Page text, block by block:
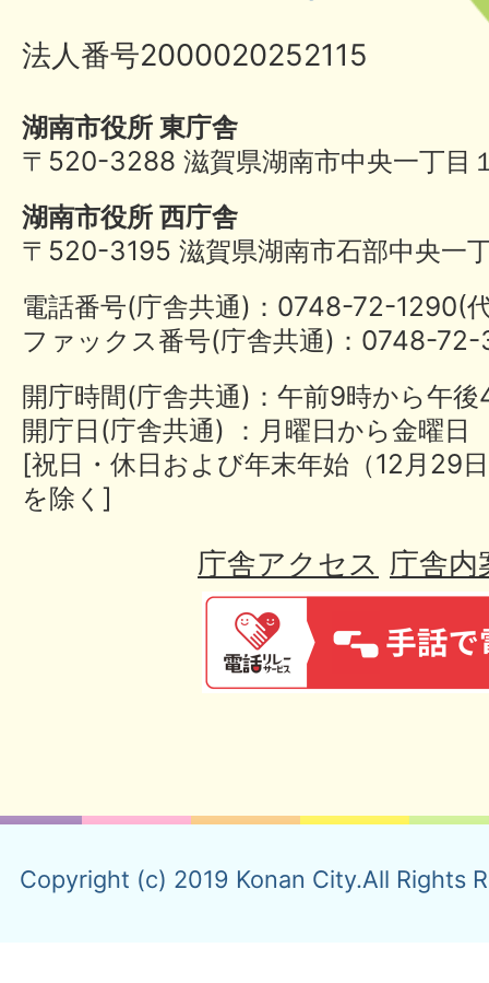
法人番号2000020252115
湖南市役所 東庁舎
〒520-3288 滋賀県湖南市中央一丁目
湖南市役所 西庁舎
〒520-3195 滋賀県湖南市石部中央一
電話番号(庁舎共通)：0748-72-
ファックス番号(庁舎共通)：0748-
開庁時間(庁舎共通)：午前9時から午
開庁日(庁舎共通) ：月曜日から金曜日
[祝日・休日および年末年始（12月29
を除く]
庁舎アクセス 庁舎内
Copyright (c) 2019 Konan City.All Rights